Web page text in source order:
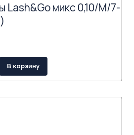
Lash&Go микс 0,10/M/7-
В корзину